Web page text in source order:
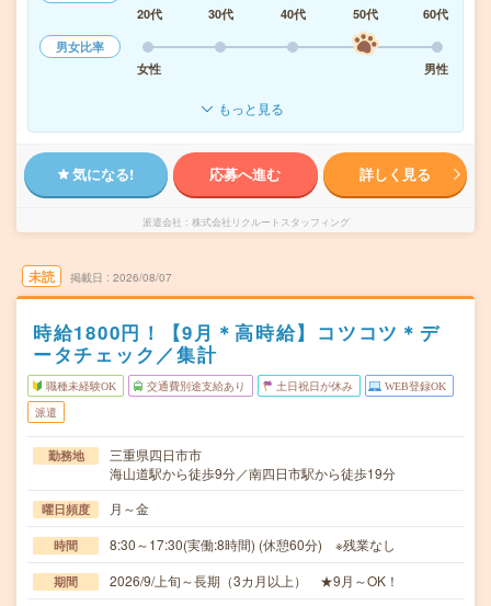
20代
30代 40代 50代
60代
男女比率
女性
男性
もっと見る
気になる! 応募へ進む 詳しく見る
派遣会社 株式会社リクルートスタッフィング
未読 掲載日 2026/08/07
時給1800円！【9月＊高時給】コツコツ＊デ
ータチェック／集計
職種未経験OK 交通費別途支給あり 土日祝日が休み WEB登録OK
派遣
勤務地
三重県四日市市
海山道駅から徒歩9分／南四日市駅から徒歩19分
曜日頻度 月～金
時間 8:30～17:30(実働:8時間) (休憩60分) ※残業なし
期間 2026/9/上旬～長期（3カ月以上） ★9月～OK！